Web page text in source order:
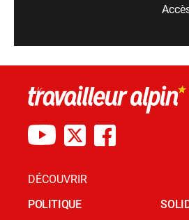
DÉCOUVRIR
POLITIQUE